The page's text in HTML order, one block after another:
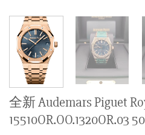
全新 Audemars Piguet
15510OR.OO.1320OR.03